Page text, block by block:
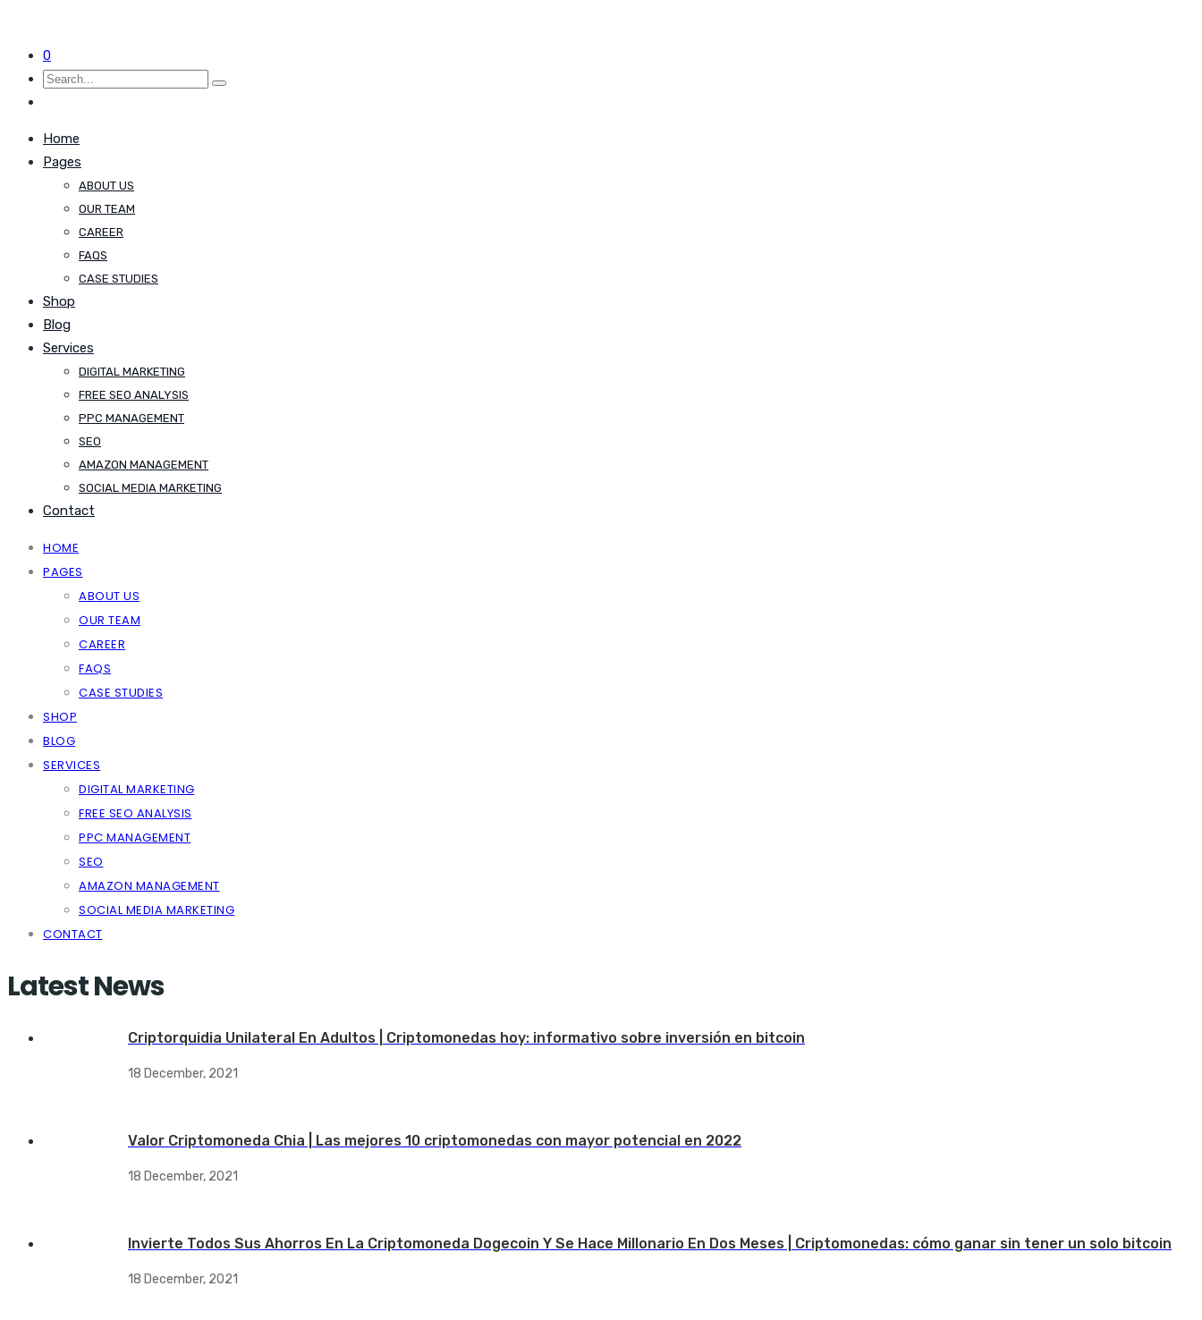
0
Home
Pages
ABOUT US
OUR TEAM
CAREER
FAQS
CASE STUDIES
Shop
Blog
Services
DIGITAL MARKETING
FREE SEO ANALYSIS
PPC MANAGEMENT
SEO
AMAZON MANAGEMENT
SOCIAL MEDIA MARKETING
Contact
HOME
PAGES
ABOUT US
OUR TEAM
CAREER
FAQS
CASE STUDIES
SHOP
BLOG
SERVICES
DIGITAL MARKETING
FREE SEO ANALYSIS
PPC MANAGEMENT
SEO
AMAZON MANAGEMENT
SOCIAL MEDIA MARKETING
CONTACT
Latest News
Criptorquidia Unilateral En Adultos | Criptomonedas hoy: informativo sobre inversión en bitcoin
18 December, 2021
Valor Criptomoneda Chia | Las mejores 10 criptomonedas con mayor potencial en 2022
18 December, 2021
Invierte Todos Sus Ahorros En La Criptomoneda Dogecoin Y Se Hace Millonario En Dos Meses | Criptomonedas: cómo ganar sin tener un solo bitcoin
18 December, 2021